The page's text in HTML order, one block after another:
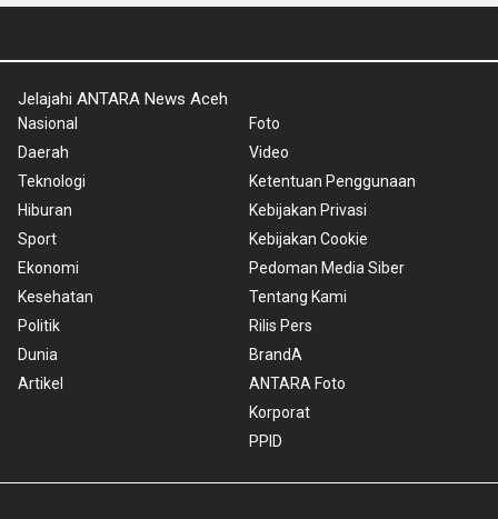
Jelajahi ANTARA News Aceh
Nasional
Daerah
Teknologi
Hiburan
Sport
Ekonomi
Kesehatan
Politik
Dunia
Artikel
Foto
Video
Ketentuan Penggunaan
Kebijakan Privasi
Kebijakan Cookie
Pedoman Media Siber
Tentang Kami
Rilis Pers
BrandA
ANTARA Foto
Korporat
PPID